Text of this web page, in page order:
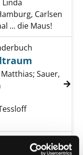
Linda
Carlsen
... die Maus!
im Weltraum
; Sauer,
Suche nach diesem